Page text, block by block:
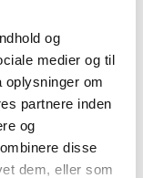
og
medier og til
om
partnere inden
og
disse
dem, eller som
peger mod
i midten.
hinanden, skabes
savtand og
vertikalt.